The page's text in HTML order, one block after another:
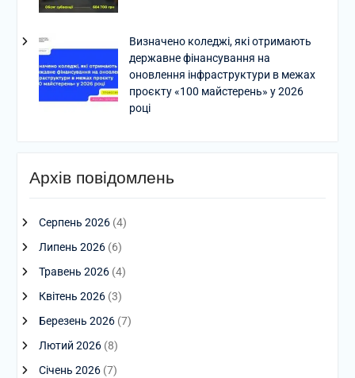
Визначено коледжі, які отримають
державне фінансування на
оновлення інфраструктури в межах
проєкту «100 майстерень» у 2026
році
Архів повідомлень
Серпень 2026(4)
Липень 2026(6)
Травень 2026(4)
Квітень 2026(3)
Березень 2026(7)
Лютий 2026(8)
Січень 2026(7)